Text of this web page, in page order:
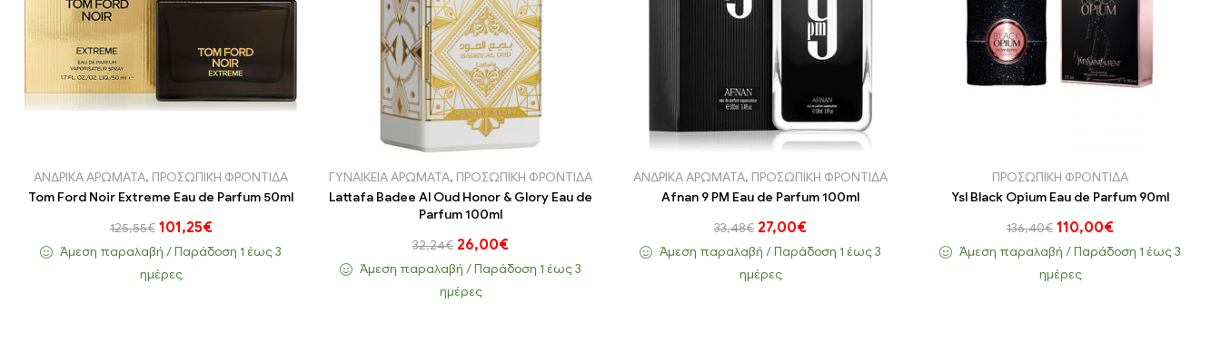
ΑΝΔΡΙΚΑ ΑΡΩΜΑΤΑ, ΠΡΟΣΩΠΙΚΗ ΦΡΟΝΤΙΔΑ
Tom Ford Noir Extreme Eau de Parfum 50ml
125,55€ 101,25€
Άμεση παραλαβή / Παράδoση 1 έως 3
ημέρες
ΓΥΝΑΙΚΕΙΑ ΑΡΩΜΑΤΑ, ΠΡΟΣΩΠΙΚΗ ΦΡΟΝΤΙΔΑ
Lattafa Badee Al Oud Honor & Glory Eau de
Parfum 100ml
32,24€ 26,00€
Άμεση παραλαβή / Παράδoση 1 έως 3
ημέρες
ΑΝΔΡΙΚΑ ΑΡΩΜΑΤΑ, ΠΡΟΣΩΠΙΚΗ ΦΡΟΝΤΙΔΑ
Afnan 9 PM Eau de Parfum 100ml
33,48€ 27,00€
Άμεση παραλαβή / Παράδoση 1 έως 3
ημέρες
ΠΡΟΣΩΠΙΚΗ ΦΡΟΝΤΙΔΑ
Ysl Black Opium Eau de Parfum 90ml
136,40€ 110,00€
Άμεση παραλαβή / Παράδoση 1 έως 3
ημέρες